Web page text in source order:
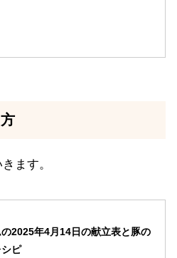
ます。
2025年4月14日の献立表と豚の
ピ